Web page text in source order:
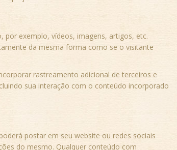
exemplo, vídeos, imagens, artigos, etc.
da mesma forma como se o visitante
rastreamento adicional de terceiros e
sua interação com o conteúdo incorporado
postar em seu website ou redes sociais
do mesmo. Qualquer conteúdo com